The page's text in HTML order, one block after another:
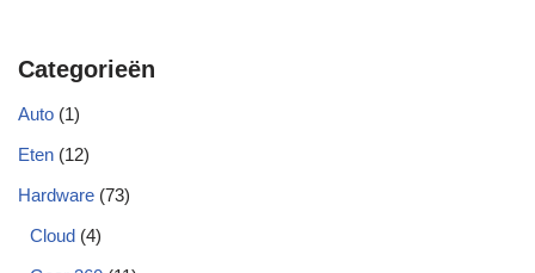
Categorieën
Auto (1)
Eten (12)
Hardware (73)
Cloud (4)